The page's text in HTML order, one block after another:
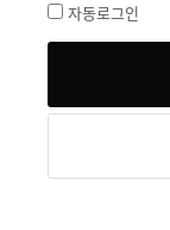
자동로그인